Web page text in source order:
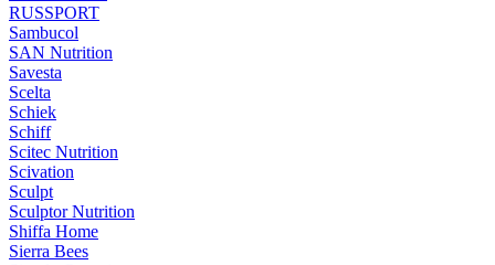
RUSSPORT
Sambucol
SAN Nutrition
Savesta
Scelta
Schiek
Schiff
Scitec Nutrition
Scivation
Sculpt
Sculptor Nutrition
Shiffa Home
Sierra Bees